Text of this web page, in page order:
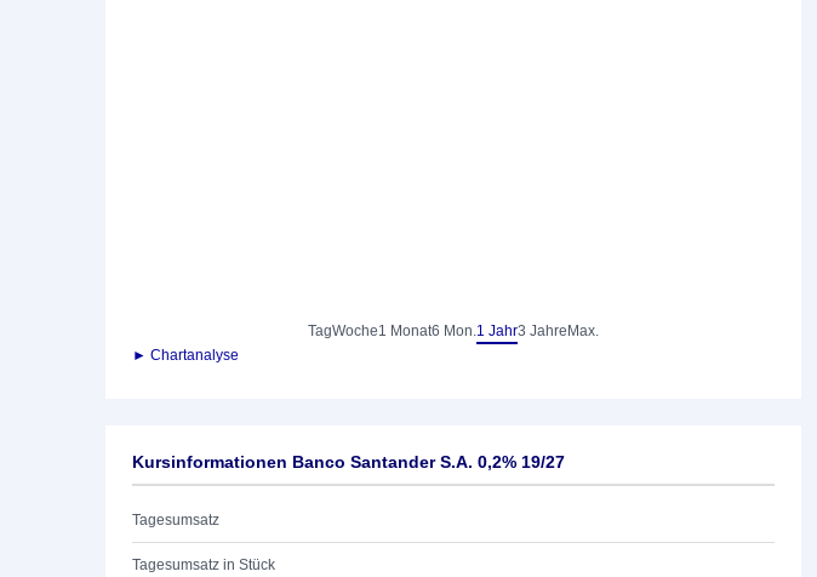
TagWoche1 Monat6 Mon.1 Jahr3 Jahre Max.
► Chartanalyse
Kursinformationen Banco Santander S.A. 0,2% 19/27
Tagesumsatz
Tagesumsatz in Stück